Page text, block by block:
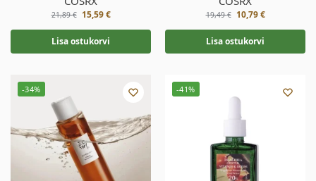
21,89€ 15,59€
Lisa ostukorvi
19,49€ 10,79€
Lisa ostukorvi
-34% -41%